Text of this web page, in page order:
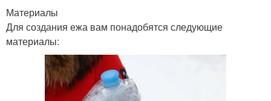
Материалы
Для создания ежа вам понадобятся следующие
материалы: